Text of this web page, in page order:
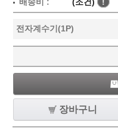
전자계수기(1P)
장바구니